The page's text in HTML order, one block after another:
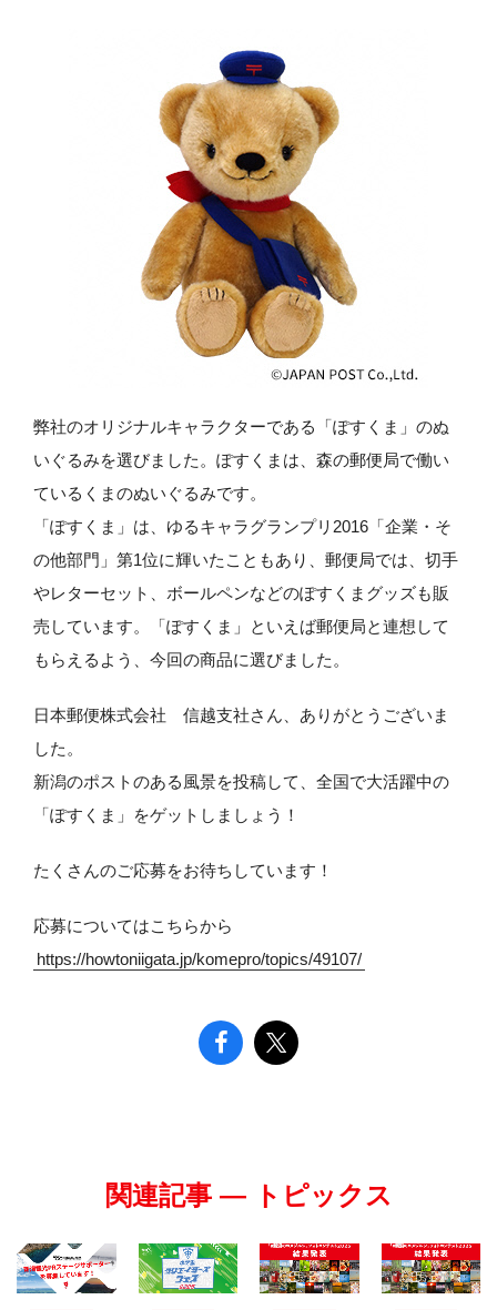
弊社のオリジナルキャラクターである「ぽすくま」のぬ
いぐるみを選びました。ぽすくまは、森の郵便局で働い
ているくまのぬいぐるみです。
「ぽすくま」は、ゆるキャラグランプリ2016「企業・そ
の他部門」第1位に輝いたこともあり、郵便局では、切手
やレターセット、ボールペンなどのぽすくまグッズも販
売しています。「ぽすくま」といえば郵便局と連想して
もらえるよう、今回の商品に選びました。
日本郵便株式会社 信越支社さん、ありがとうございま
した。
新潟のポストのある風景を投稿して、全国で大活躍中の
「ぽすくま」をゲットしましょう！
たくさんのご応募をお待ちしています！
応募についてはこちらから
https://howtoniigata.jp/komepro/topics/49107/
関連記事 — トピックス